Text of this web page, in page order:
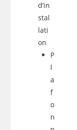
d’in
stal
lati
on
P
l
a
f
o
n